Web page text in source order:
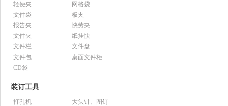
轻便夹
网格袋
文件袋
板夹
报告夹
快劳夹
文件夹
纸挂快
文件栏
文件盘
文件包
桌面文件柜
CD袋
装订工具
打孔机
大头针、图钉